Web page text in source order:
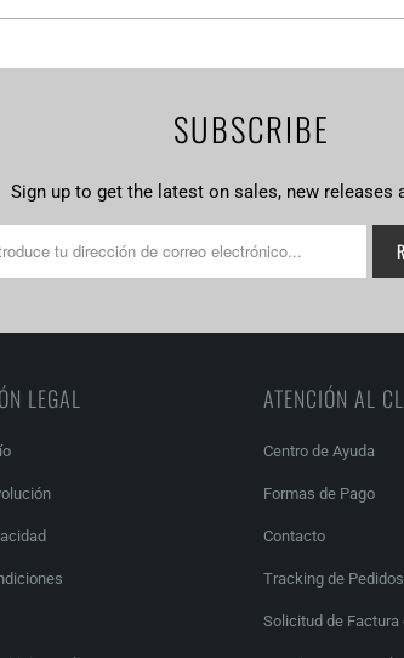
SUBSCRIBE
Sign up to get the latest on sales, new releases
LEGAL ATENCIÓN AL
Centro de Ayuda
Formas de Pago
Contacto
Tracking de Pedidos
Solicitud de